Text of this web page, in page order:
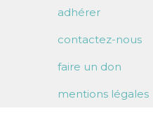
adhérer
contactez-nous
faire un don
mentions légales